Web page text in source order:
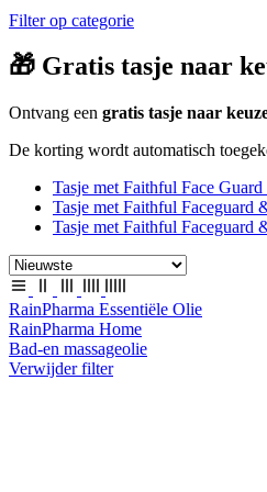
Filter op categorie
🎁 Gratis tasje naar
Ontvang een gratis tasje naar
De korting wordt automatisch
Tasje met Faithful Face
Tasje met Faithful
Tasje met Faithful Faceguard
RainPharma Essentiële Olie
RainPharma Home
Bad-en massageolie
Verwijder filter